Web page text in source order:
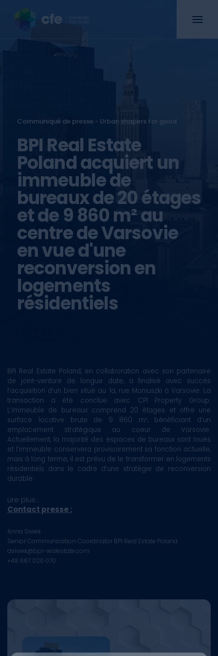
Communiqué de presse - Urban shapers for good
BPI Real Estate
Poland acquiert un
immeuble de
bureaux de 20 étages
et de 9 860 m² au
centre de Varsovie
en vue d'une
reconversion en
logements
résidentiels
BPI Real Estate Poland, en collaboration avec son partenaire
de joint-venture de longue date, a finalisé avec succès
l’acquisition d’un bien situé au 1a, rue Moniuszki à Varsovie. La
transaction a été conclue avec CPI Property Group.
L’immeuble de bureaux comprend 20 étages et offre une
surface locative brute de 9 860 m², bénéficiant d’un
emplacement stratégique au coeur de Varsovie.
Actuellement, la majorité des espaces de bureaux sont loués
et l’immeuble conservera provisoirement sa fonction actuelle,
mais à long terme, il est prévu de le transformer en logements
résidentiels dans le cadre d’une stratégie de reconversion
durable.
Lire plus :
Contact presse :
Anna Siwek
Senior Communication Coordinator BPI Real Estate Poland
asiwek@bpi-realestate.com
+48 667 020 070